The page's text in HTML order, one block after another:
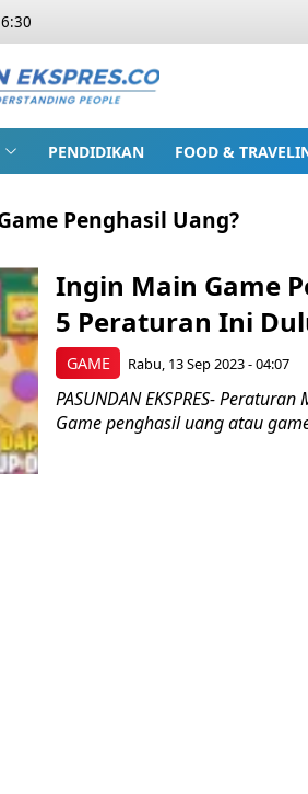
PENDIDIKAN FOOD &
Penghasil Uang?
GAME
Ingin Main Game
5 Peraturan Ini
Rabu, 13 Sep 2023 - 04:07
PASUNDAN EKSPRES-
Game penghasil uang atau